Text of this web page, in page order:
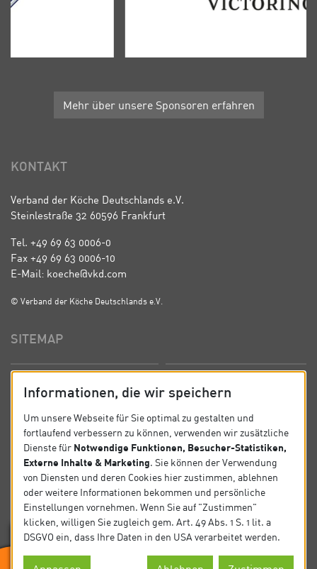
Mehr über unsere Sponsoren erfahren
KONTAKT
Verband der Köche Deutschlands e.V.
Steinlestraße 32 60596 Frankfurt
Tel. +49 69 63 0006-0
Fax +49 69 63 0006-10
E-Mail: koeche@vkd.com
© Verband der Köche Deutschlands e.V.
SITEMAP
News Kontakt
Datenschutz Impressum
SOCIAL
Folgen Sie uns auf Social Media.
Informationen, die wir speichern
Um unsere Webseite für Sie optimal zu gestalten und
fortlaufend verbessern zu können, verwenden wir zusätzliche
Dienste für Notwendige Funktionen, Besucher-Statistiken,
Externe Inhalte & Marketing. Sie können der Verwendung
von Diensten und deren Cookies hier zustimmen, ablehnen
oder weitere Informationen bekommen und persönliche
Einstellungen vornehmen. Wenn Sie auf "Zustimmen"
klicken, willigen Sie zugleich gem. Art. 49 Abs. 1 S. 1 lit. a
DSGVO ein, dass Ihre Daten in den USA verarbeitet werden.